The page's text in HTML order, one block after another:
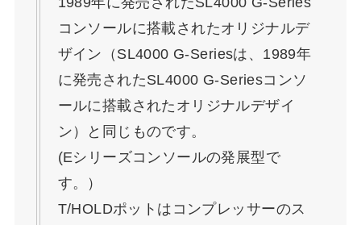
コンソールに搭載されたオリジナルデ
ザイン（SL4000 G-Seriesは、1989年
に発売されたSL4000 G-Seriesコンソ
ールに搭載されたオリジナルデザイ
ン）と同じものです。
(Eシリーズコンソールの発展型で
す。）
T/HOLDポットはコンプレッサーのス